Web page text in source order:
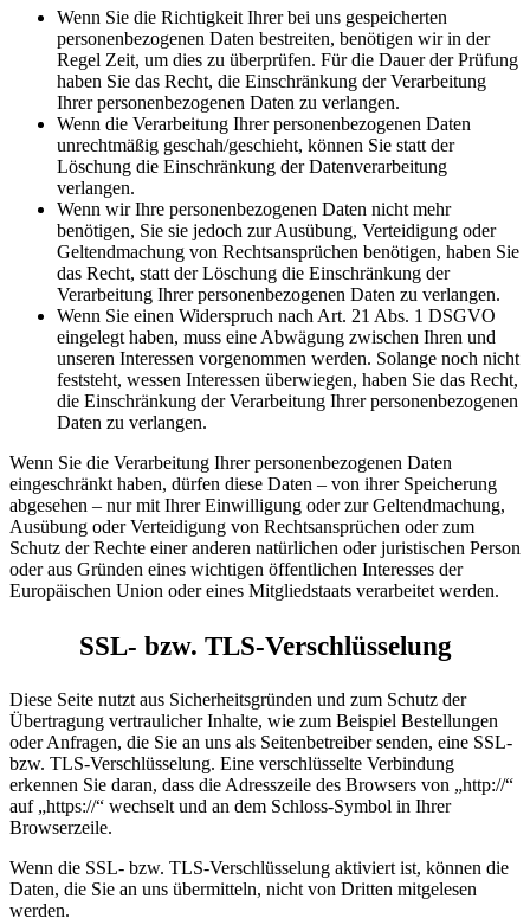
Wenn Sie die Richtigkeit Ihrer bei uns gespeicherten
personenbezogenen Daten bestreiten, benötigen wir in der
Regel Zeit, um dies zu überprüfen. Für die Dauer der Prüfung
haben Sie das Recht, die Einschränkung der Verarbeitung
Ihrer personenbezogenen Daten zu verlangen.
Wenn die Verarbeitung Ihrer personenbezogenen Daten
unrechtmäßig geschah/geschieht, können Sie statt der
Löschung die Einschränkung der Datenverarbeitung
verlangen.
Wenn wir Ihre personenbezogenen Daten nicht mehr
benötigen, Sie sie jedoch zur Ausübung, Verteidigung oder
Geltendmachung von Rechtsansprüchen benötigen, haben Sie
das Recht, statt der Löschung die Einschränkung der
Verarbeitung Ihrer personenbezogenen Daten zu verlangen.
Wenn Sie einen Widerspruch nach Art. 21 Abs. 1 DSGVO
eingelegt haben, muss eine Abwägung zwischen Ihren und
unseren Interessen vorgenommen werden. Solange noch nicht
feststeht, wessen Interessen überwiegen, haben Sie das Recht,
die Einschränkung der Verarbeitung Ihrer personenbezogenen
Daten zu verlangen.
Wenn Sie die Verarbeitung Ihrer personenbezogenen Daten
eingeschränkt haben, dürfen diese Daten – von ihrer Speicherung
abgesehen – nur mit Ihrer Einwilligung oder zur Geltendmachung,
Ausübung oder Verteidigung von Rechtsansprüchen oder zum
Schutz der Rechte einer anderen natürlichen oder juristischen Person
oder aus Gründen eines wichtigen öffentlichen Interesses der
Europäischen Union oder eines Mitgliedstaats verarbeitet werden.
SSL- bzw. TLS-Verschlüsselung
Diese Seite nutzt aus Sicherheitsgründen und zum Schutz der
Übertragung vertraulicher Inhalte, wie zum Beispiel Bestellungen
oder Anfragen, die Sie an uns als Seitenbetreiber senden, eine SSL-
bzw. TLS-Verschlüsselung. Eine verschlüsselte Verbindung
erkennen Sie daran, dass die Adresszeile des Browsers von „http://“
auf „https://“ wechselt und an dem Schloss-Symbol in Ihrer
Browserzeile.
Wenn die SSL- bzw. TLS-Verschlüsselung aktiviert ist, können die
Daten, die Sie an uns übermitteln, nicht von Dritten mitgelesen
werden.